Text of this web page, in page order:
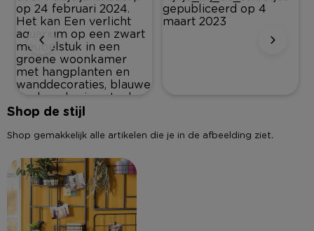
Shop de stijl
Shop gemakkelijk alle artikelen die je in de afbeelding ziet.